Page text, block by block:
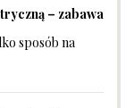
– zabawa
sposób na